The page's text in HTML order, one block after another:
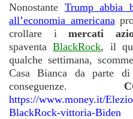
Nonostante Trump abbia
all’economia americana
crollare imercati
spaventaBlackRock, il
qualche settimana,
Casa Bianca da parte
conseguenze.
https://www.money.it/
BlackRock-vittoria-Biden